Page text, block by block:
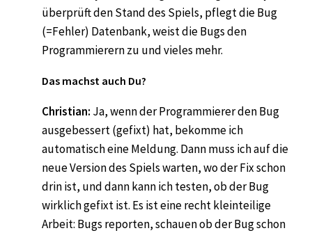
überprüft den Stand des Spiels, pflegt die Bug
(=Fehler) Datenbank, weist die Bugs den
Programmierern zu und vieles mehr.
Das machst auch Du?
Christian: Ja, wenn der Programmierer den Bug
ausgebessert (gefixt) hat, bekomme ich
automatisch eine Meldung. Dann muss ich auf die
neue Version des Spiels warten, wo der Fix schon
drin ist, und dann kann ich testen, ob der Bug
wirklich gefixt ist. Es ist eine recht kleinteilige
Arbeit: Bugs reporten, schauen ob der Bug schon